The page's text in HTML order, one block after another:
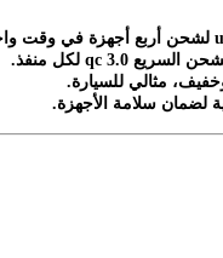
لشحن أربع أجهزة في وقت
السريع
لكل منفذ.
مثالي للسيارة.
لضمان سلامة الأجهزة.